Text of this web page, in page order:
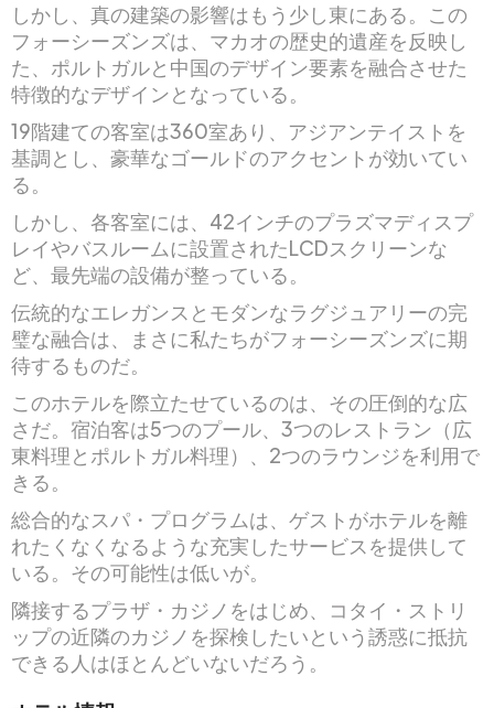
しかし、真の建築の影響はもう少し東にある。この
フォーシーズンズは、マカオの歴史的遺産を反映し
た、ポルトガルと中国のデザイン要素を融合させた
特徴的なデザインとなっている。
19階建ての客室は360室あり、アジアンテイストを
基調とし、豪華なゴールドのアクセントが効いてい
る。
しかし、各客室には、42インチのプラズマディスプ
レイやバスルームに設置されたLCDスクリーンな
ど、最先端の設備が整っている。
伝統的なエレガンスとモダンなラグジュアリーの完
璧な融合は、まさに私たちがフォーシーズンズに期
待するものだ。
このホテルを際立たせているのは、その圧倒的な広
さだ。宿泊客は5つのプール、3つのレストラン（広
東料理とポルトガル料理）、2つのラウンジを利用で
きる。
総合的なスパ・プログラムは、ゲストがホテルを離
れたくなくなるような充実したサービスを提供して
いる。その可能性は低いが。
隣接するプラザ・カジノをはじめ、コタイ・ストリ
ップの近隣のカジノを探検したいという誘惑に抵抗
できる人はほとんどいないだろう。